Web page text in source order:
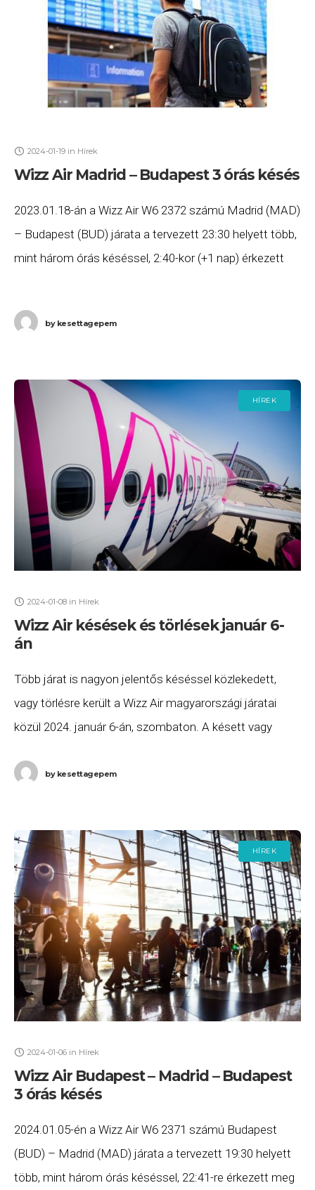
2024-01-19 in Hírek
Wizz Air Madrid – Budapest 3 órás késés
2023.01.18-án a Wizz Air W6 2372 számú Madrid (MAD)
– Budapest (BUD) járata a tervezett 23:30 helyett több,
mint három órás késéssel, 2:40-kor (+1 nap) érkezett
bykesettagepem
HÍREK
2024-01-08 in Hírek
Wizz Air késések és törlések január 6-
án
Több járat is nagyon jelentős késéssel közlekedett,
vagy törlésre került a Wizz Air magyarországi járatai
közül 2024. január 6-án, szombaton. A késett vagy
bykesettagepem
HÍREK
2024-01-06 in Hírek
Wizz Air Budapest – Madrid – Budapest
3 órás késés
2024.01.05-én a Wizz Air W6 2371 számú Budapest
(BUD) – Madrid (MAD) járata a tervezett 19:30 helyett
több, mint három órás késéssel, 22:41-re érkezett meg